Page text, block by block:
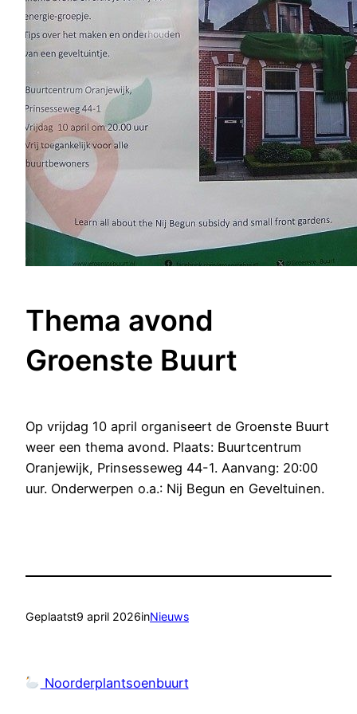
Thema avond
Groenste Buurt
Op vrijdag 10 april organiseert de Groenste Buurt
weer een thema avond. Plaats: Buurtcentrum
Oranjewijk, Prinsesseweg 44-1. Aanvang: 20:00
uur. Onderwerpen o.a.: Nij Begun en Geveltuinen.
Geplaatst9 april 2026inNieuws
Noorderplantsoenbuurt